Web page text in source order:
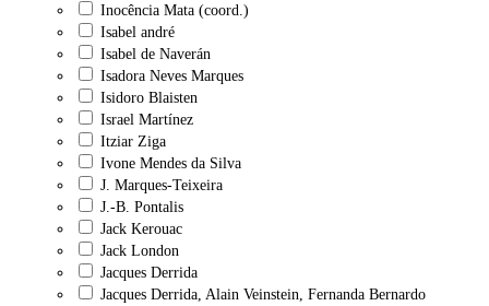
Inocência Mata (coord.)
Isabel andré
Isabel de Naverán
Isadora Neves Marques
Isidoro Blaisten
Israel Martínez
Itziar Ziga
Ivone Mendes da Silva
J. Marques-Teixeira
J.-B. Pontalis
Jack Kerouac
Jack London
Jacques Derrida
Jacques Derrida, Alain Veinstein, Fernanda Bernardo